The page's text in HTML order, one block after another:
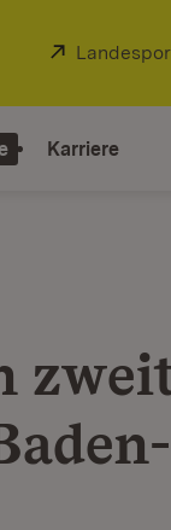
Extern:
Karriere